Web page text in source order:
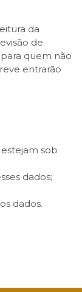
da
de
quem não
entrarão
estejam sob
dados;
dados.